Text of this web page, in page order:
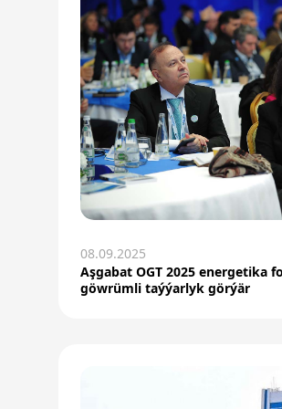
08.09.2025
Aşgabat OGT 2025 energetika
göwrümli taýýarlyk görýär